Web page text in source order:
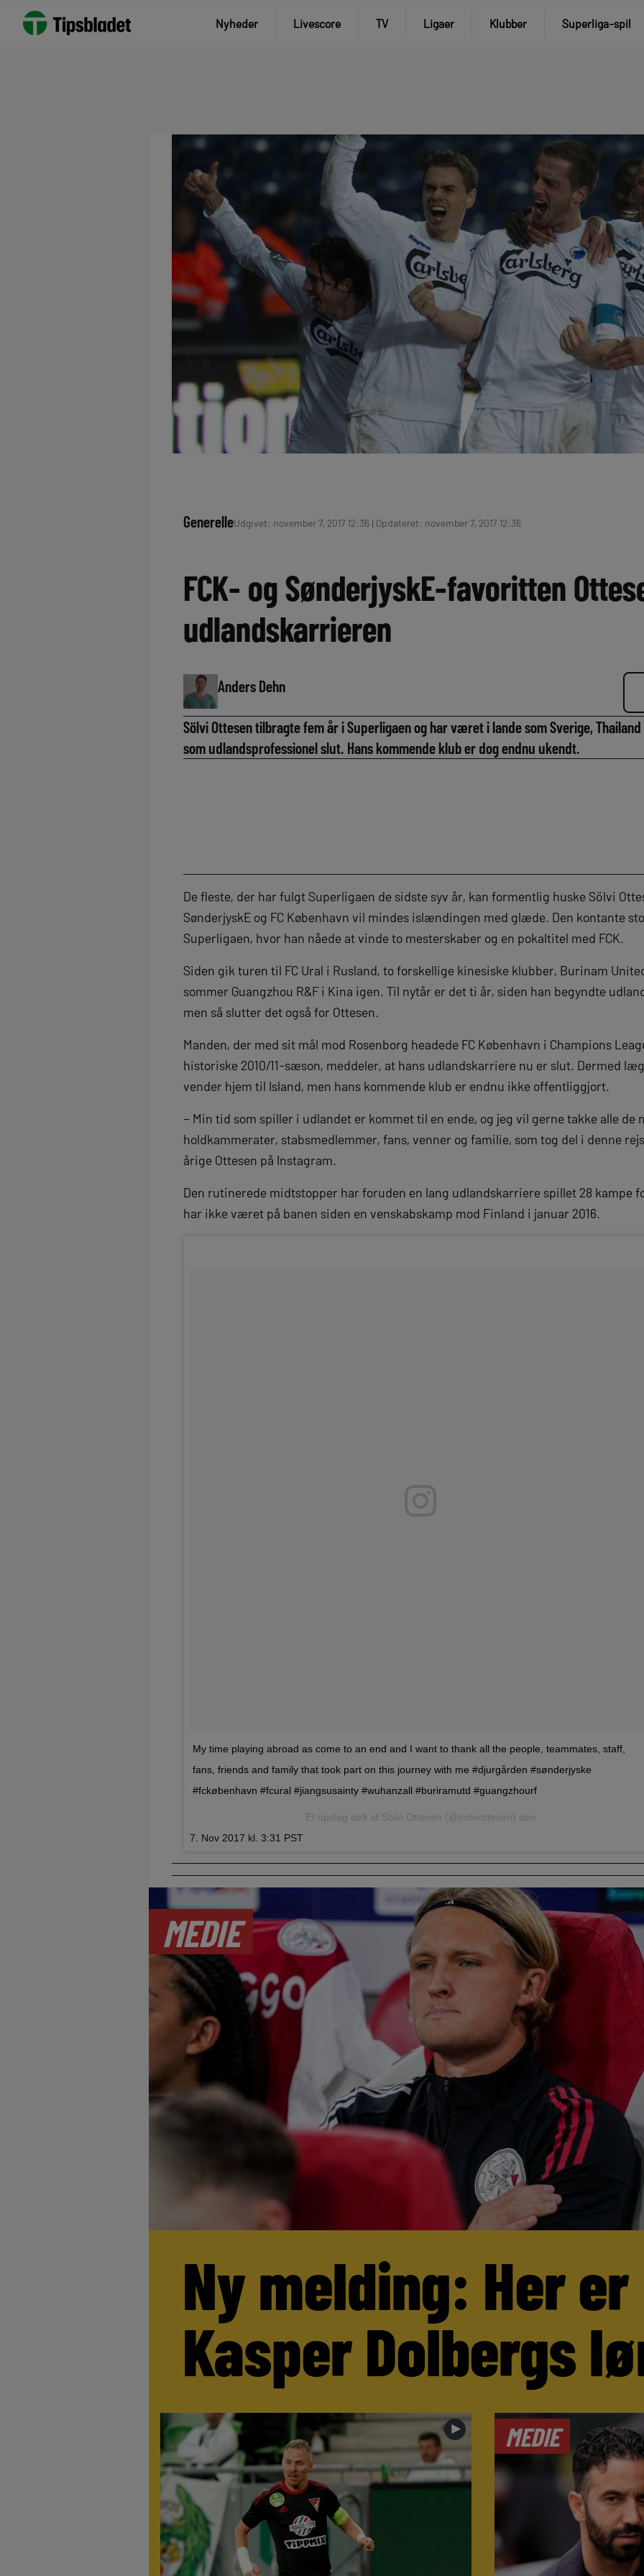
Nyheder Livescore TV Ligaer Klubber Superliga-spil
GenerelleUdgivet: november 7, 2017 12:36 | Opdateret: november 7, 2017 12:36
FCK- og SønderjyskE-favoritten
udlandskarrieren
Anders Dehn
Sölvi Ottesen tilbragte fem år i Superligaen og har været i lande som Sverige,
som udlandsprofessionel slut. Hans kommende klub er dog endnu ukendt.
De fleste, der har fulgt Superligaen de sidste syv år, kan formentlig huske Sölvi
SønderjyskE og FC København vil mindes islændingen med glæde. Den kontante
Superligaen, hvor han nåede at vinde to mesterskaber og en pokaltitel med FCK.
Siden gik turen til FC Ural i Rusland, to forskellige kinesiske klubber, Burinam
sommer Guangzhou R&F i Kina igen. Til nytår er det ti år, siden han begyndte
men så slutter det også for Ottesen.
Manden, der med sit mål mod Rosenborg headede FC København i Champions
historiske 2010/11-sæson, meddeler, at hans udlandskarriere nu er slut. Dermed
vender hjem til Island, men hans kommende klub er endnu ikke offentliggjort.
– Min tid som spiller i udlandet er kommet til en ende, og jeg vil gerne takke alle de
holdkammerater, stabsmedlemmer, fans, venner og familie, som tog del i denne
årige Ottesen på Instagram.
Den rutinerede midtstopper har foruden en lang udlandskarriere spillet 28 kampe
har ikke været på banen siden en venskabskamp mod Finland i januar 2016.
My time playing abroad as come to an end and I want to thank all the people, teammates, staff,
fans, friends and family that took part on this journey with me #djurgården #sønderjyske
#fckøbenhavn #fcural #jiangsusainty #wuhanzall #buriramutd #guangzhourf
Et opslag delt af Sölvi Ottesen (@solviottesen) den
7. Nov 2017 kl. 3:31 PST
MEDIE
Ny melding: Her er
Kasper Dolbergs
► MEDIE